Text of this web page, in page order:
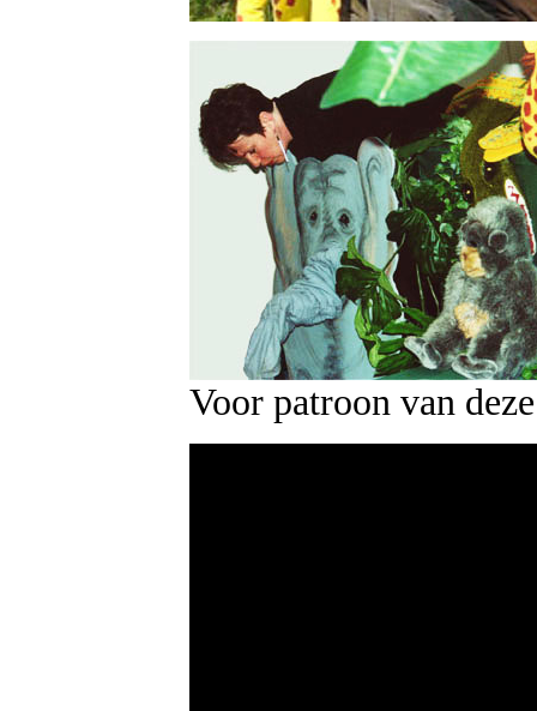
Voor patroon van